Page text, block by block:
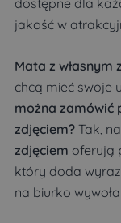
jakość w
Mata z własnym
chcą mieć swoje
można zamówić
zdjęciem? Tak,
zdjęciem oferują
który doda
na biurko